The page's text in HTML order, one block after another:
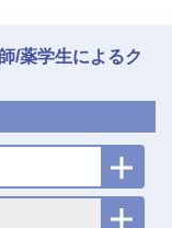
/薬学生によるク